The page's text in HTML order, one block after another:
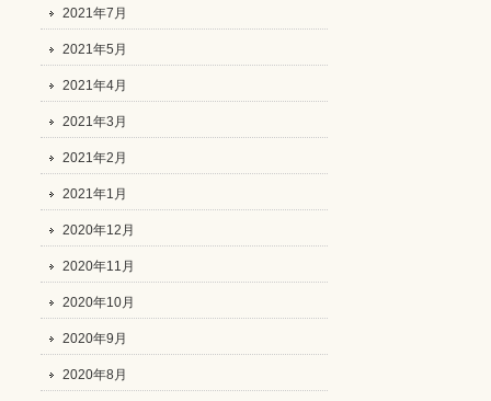
2021年7月
2021年5月
2021年4月
2021年3月
2021年2月
2021年1月
2020年12月
2020年11月
2020年10月
2020年9月
2020年8月